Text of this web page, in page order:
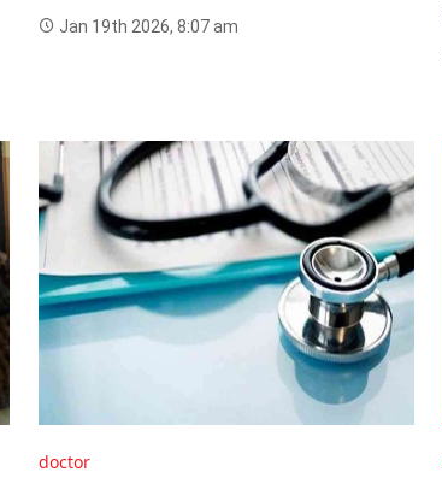
Jan 19th 2026, 8:07 am
doctor